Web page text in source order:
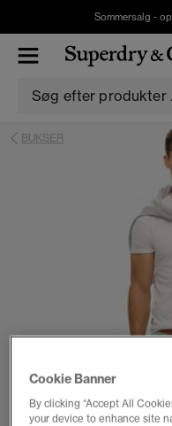
Sommersalg -
BUKSER
Cookie Banner
By clicking “Accept All
your device to enhance site